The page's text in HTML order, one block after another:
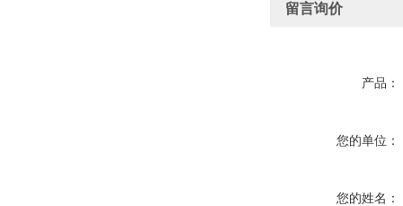
留言询价
产品：
您的单位：
您的姓名：